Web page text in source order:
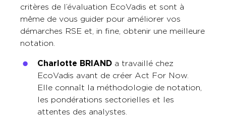
critères de l’évaluation EcoVadis et sont à
même de vous guider pour améliorer vos
démarches RSE et, in fine, obtenir une meilleure
notation.
Charlotte BRIAND a travaillé chez
EcoVadis avant de créer Act For Now.
Elle connaît la méthodologie de notation,
les pondérations sectorielles et les
attentes des analystes.